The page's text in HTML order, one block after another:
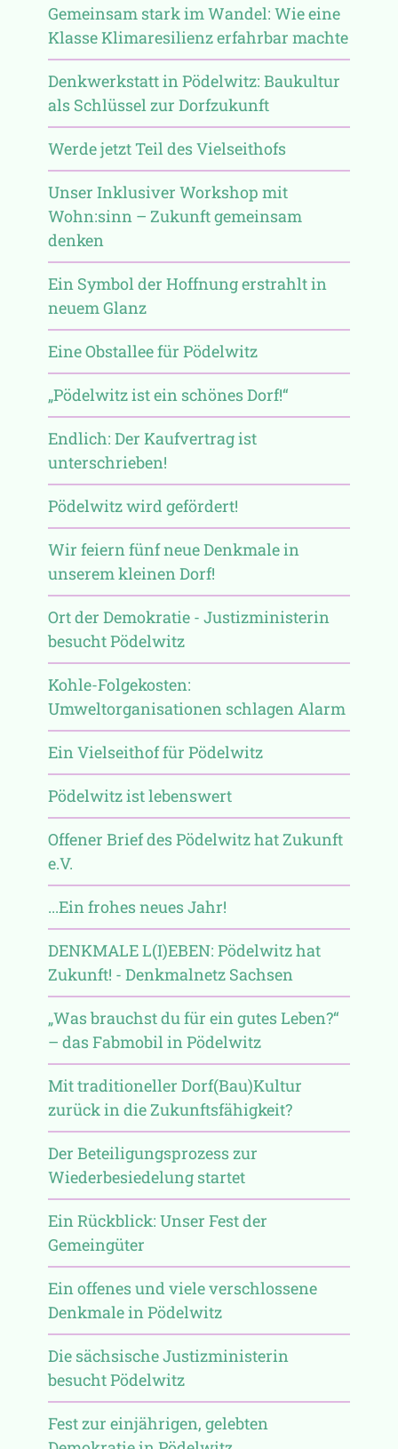
Gemeinsam stark im Wandel: Wie eine
Klasse Klimaresilienz erfahrbar machte
Denkwerkstatt in Pödelwitz: Baukultur
als Schlüssel zur Dorfzukunft
Werde jetzt Teil des Vielseithofs
Unser Inklusiver Workshop mit
Wohn:sinn – Zukunft gemeinsam
denken
Ein Symbol der Hoffnung erstrahlt in
neuem Glanz
Eine Obstallee für Pödelwitz
„Pödelwitz ist ein schönes Dorf!“
Endlich: Der Kaufvertrag ist
unterschrieben!
Pödelwitz wird gefördert!
Wir feiern fünf neue Denkmale in
unserem kleinen Dorf!
Ort der Demokratie - Justizministerin
besucht Pödelwitz
Kohle-Folgekosten:
Umweltorganisationen schlagen Alarm
Ein Vielseithof für Pödelwitz
Pödelwitz ist lebenswert
Offener Brief des Pödelwitz hat Zukunft
e.V.
...Ein frohes neues Jahr!
DENKMALE L(I)EBEN: Pödelwitz hat
Zukunft! - Denkmalnetz Sachsen
„Was brauchst du für ein gutes Leben?“
– das Fabmobil in Pödelwitz
Mit traditioneller Dorf(Bau)Kultur
zurück in die Zukunftsfähigkeit?
Der Beteiligungsprozess zur
Wiederbesiedelung startet
Ein Rückblick: Unser Fest der
Gemeingüter
Ein offenes und viele verschlossene
Denkmale in Pödelwitz
Die sächsische Justizministerin
besucht Pödelwitz
Fest zur einjährigen, gelebten